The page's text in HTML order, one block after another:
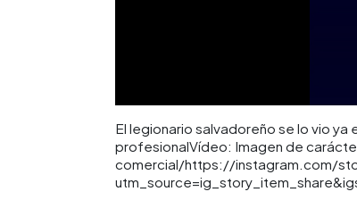
El legionario salvadoreño se lo vio
profesionalVídeo: Imagen de
comercial/https://instagram.com/